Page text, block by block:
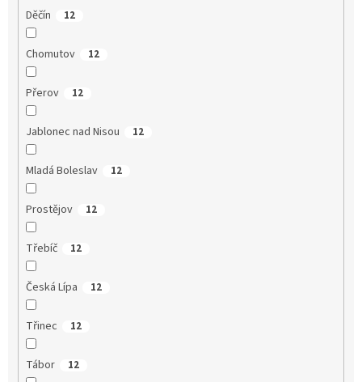
Děčín 12
Chomutov 12
Přerov 12
Jablonec nad Nisou 12
Mladá Boleslav 12
Prostějov 12
Třebíč 12
Česká Lípa 12
Třinec 12
Tábor 12